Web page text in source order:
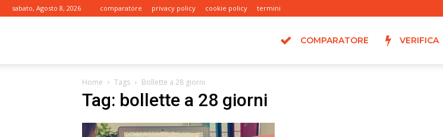
sabato, Agosto 8, 2026 comparatore privacy policy cookie policy termini
COMPARATORE VERIFICA
Home Tags Bollette a 28 giorni
Tag: bollette a 28 giorni